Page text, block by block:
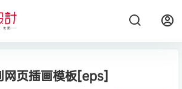
页插画模板[eps]